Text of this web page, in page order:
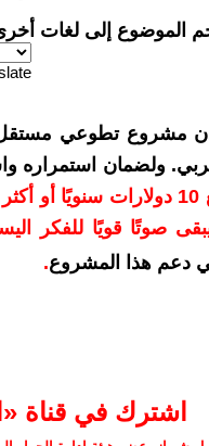
الموضوع إلى لغات
مشروع تطوعي مستقل
ولضمان استمراره
بدعمكم بمبلغ 10 دولارات
صوتًا قويًا للفكر
دعم هذا المشروع.
اشترك في قناة